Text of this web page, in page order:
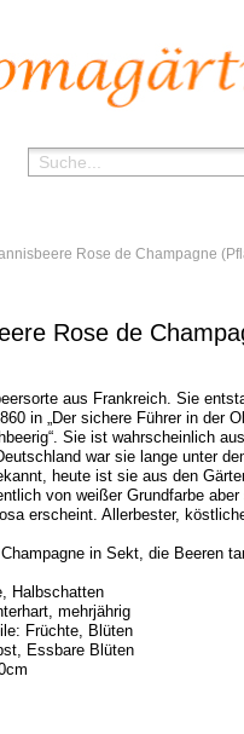
Rose de Champagne
Rose de
aus Frankreich. Sie
in „Der sichere Führer in der
Sie ist wahrscheinlich
war sie lange unter
heute ist sie aus den
von weißer Grundfarbe
erscheint. Allerbester,
in Sekt, die Beeren
Halbschatten
mehrjährig
Früchte, Blüten
Essbare Blüten